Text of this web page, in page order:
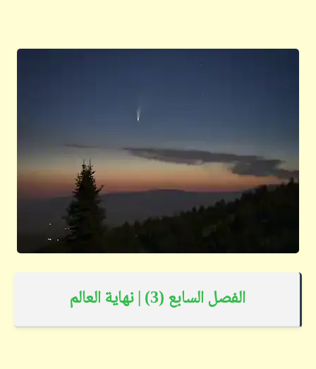
الفصل السابع (3) | نهاية العالم